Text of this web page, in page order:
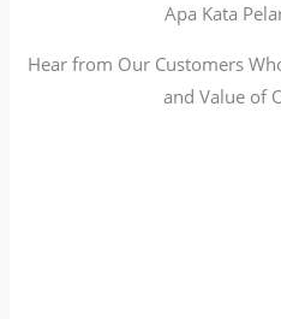
Apa Kata
Hear from Our Customers
and Value of